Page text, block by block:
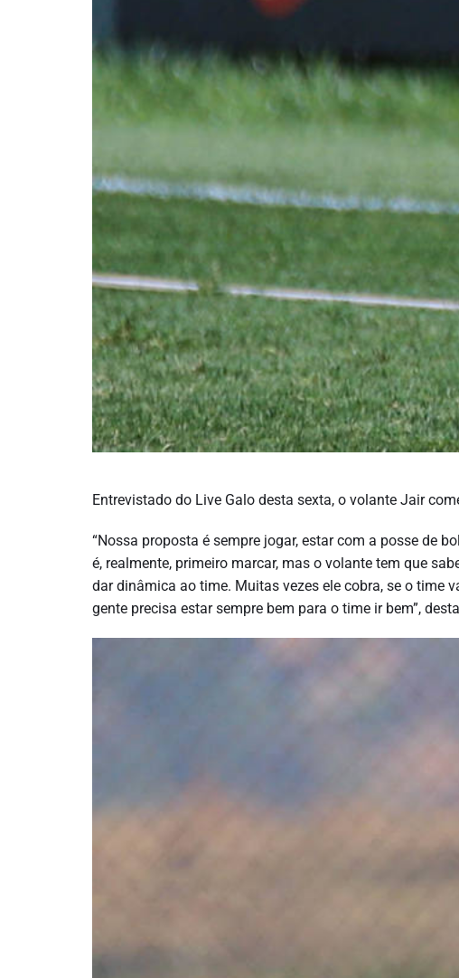
Entrevistado do Live Galo desta sexta, o volante Jair
“Nossa proposta é sempre jogar, estar com a posse de
é, realmente, primeiro marcar, mas o volante tem que
dar dinâmica ao time. Muitas vezes ele cobra, se o time
gente precisa estar sempre bem para o time ir bem”,